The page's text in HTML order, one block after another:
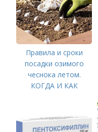
Правила и сроки
посадки озимого
чеснока летом.
КОГДА И КАК
ЧЕСНОК